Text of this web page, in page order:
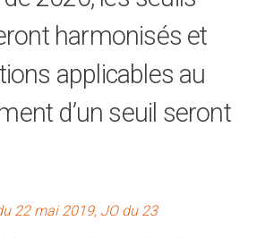
harmonisés et
applicables au
d’un seuil seront
22 mai 2019, JO du 23